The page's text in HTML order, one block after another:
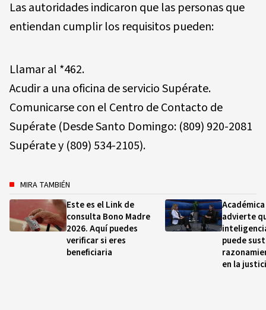
Las autoridades indicaron que las personas que
entiendan cumplir los requisitos pueden:
Llamar al *462.
Acudir a una oficina de servicio Supérate.
Comunicarse con el Centro de Contacto de
Supérate (Desde Santo Domingo: (809) 920-2081
Supérate y (809) 534-2105).
MIRA TAMBIÉN
Este es el Link de
consulta Bono Madre
2026. Aquí puedes
verificar si eres
beneficiaria
advierte
puede
en la